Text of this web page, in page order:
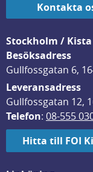
Kontakta
Stockholm / Kista
Besöksadress
Gullfossgatan 6,
Leveransadress
Gullfossgatan 12,
Telefon: 08-555
Hitta till FOI